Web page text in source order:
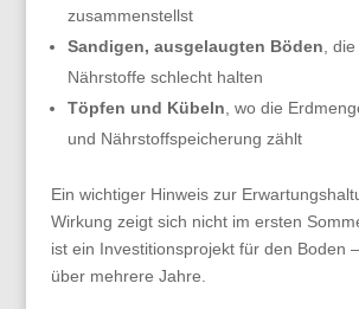
zusammenstellst
Sandigen, ausgelaugten Böden ,
Nährstoffe schlecht halten
Töpfen und Kübeln , wo die
und Nährstoffspeicherung zählt
Ein wichtiger Hinweis zur
Wirkung zeigt sich nicht im ersten
ist ein Investitionsprojekt für den Boden
über mehrere Jahre.